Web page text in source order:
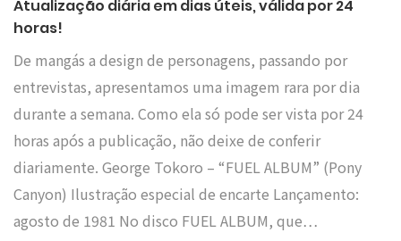
Atualização diária em dias úteis, válida por 24
horas!
De mangás a design de personagens, passando por
entrevistas, apresentamos uma imagem rara por dia
durante a semana. Como ela só pode ser vista por 24
horas após a publicação, não deixe de conferir
diariamente. George Tokoro – “FUEL ALBUM” (Pony
Canyon) Ilustração especial de encarte Lançamento:
agosto de 1981 No disco FUEL ALBUM, que…